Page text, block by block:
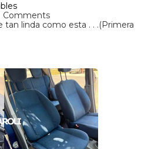
Comments
tan linda como esta . . .(Primera